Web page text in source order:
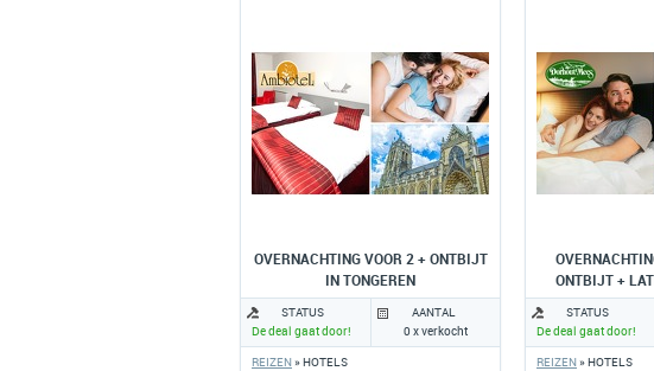
OVERNACHTING VOOR 2 + ONTBIJT
IN TONGEREN
REIZEN» HOTELS
STATUS
De deal gaat door!
AANTAL
0 x verkocht
ONTBIJT +
EVENTUEEL
REIZEN» HOTELS
STATUS
De deal gaat door!